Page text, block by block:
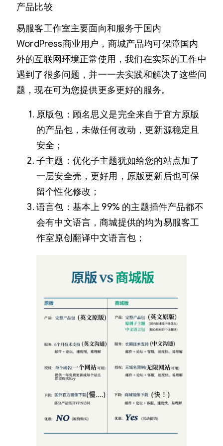
产品比较
易服客工作室主要面向和服务于国内
WordPress商业用户，商城产品均可保障国内
外的互联网环境正常使用，我们在实际的工作中
遇到了很多问题，并一一去实践和解决了这些问
题，现在可为您提供更多更好的服务。
原版包：顾名思义是完全来自于官方原版
的产品包，未做任何改动，更新源稳定且
安全；
子主题：优化子主题犹如给您的站点加了
一层安全壳，更好用，原版更新后也可保
留个性化修改；
语言包：基本上 99% 的主题插件产品都不
会有中文语言，商城提供的均为易服客工
作室原创翻译中文语言包；